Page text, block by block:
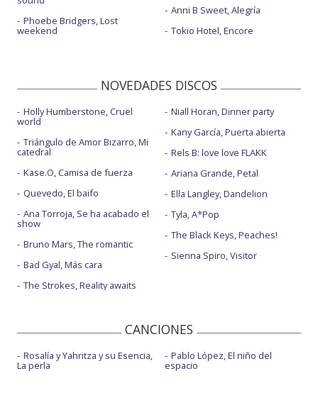
Phoebe Bridgers, Lost
weekend
Anni B Sweet, Alegría
Tokio Hotel, Encore
NOVEDADES DISCOS
Holly Humberstone, Cruel
world
Triángulo de Amor Bizarro, Mi
catedral
Kase.O, Camisa de fuerza
Quevedo, El baifo
Ana Torroja, Se ha acabado el
show
Bruno Mars, The romantic
Bad Gyal, Más cara
The Strokes, Reality awaits
Niall Horan, Dinner party
Kany García, Puerta abierta
Rels B: love love FLAKK
Ariana Grande, Petal
Ella Langley, Dandelion
Tyla, A*Pop
The Black Keys, Peaches!
Sienna Spiro, Visitor
CANCIONES
Rosalía y Yahritza y su Esencia,
La perla
Pablo López, El niño del
espacio